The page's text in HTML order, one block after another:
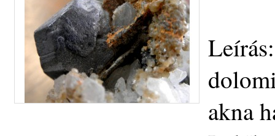
akna